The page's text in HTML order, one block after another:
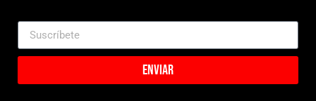
Enviar